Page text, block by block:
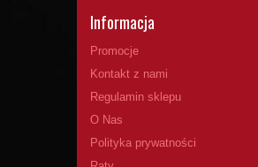
Informacja
Promocje
Kontakt z nami
Regulamin sklepu
O Nas
Polityka prywatności